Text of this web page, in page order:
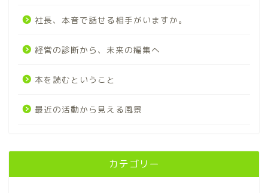
社長、本音で話せる相手がいますか。
経営の診断から、未来の編集へ
本を読むということ
最近の活動から見える風景
カテゴリー